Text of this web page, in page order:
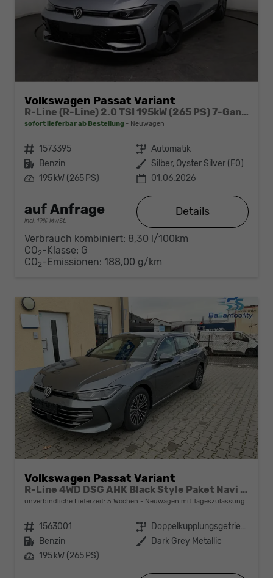
Volkswagen Passat Variant
R-Line (R-Line) 2.0 TSI 195kW (265 PS) 7-Gang DSG 4MOTION
sofort lieferbar ab Bestellung Neuwagen
Fahrzeugnr. 1573395 Getriebe Automatik
Kraftstoff Benzin Außenfarbe Silber, Oyster Silver (F0)
Leistung 195 kW (265 PS) 01.06.2026
auf Anfrage
incl. 19% MwSt.
Details
Verbrauch kombiniert: 8,30 l/100km
CO2-Klasse: G
CO2-Emissionen: 188,00 g/km
Volkswagen Passat Variant
R-Line 4WD DSG AHK Black Style Paket Navi Head-UP Matrix-LED ACC
unverbindliche Lieferzeit: 5 Wochen Neuwagen mit Tageszulassung
Fahrzeugnr. 1563001 Getriebe
Doppelkupplungsgetriebe (DSG)
Kraftstoff Benzin Außenfarbe Dark Grey Metallic
Leistung 195 kW (265 PS)